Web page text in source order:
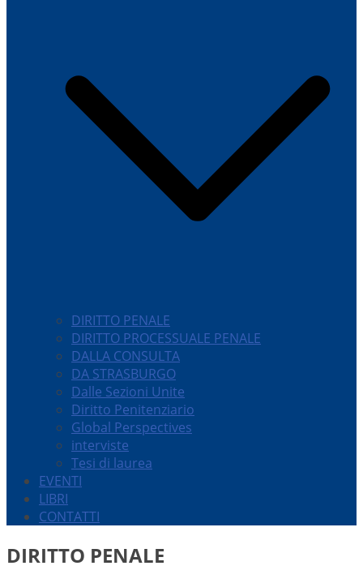
DIRITTO PENALE
DIRITTO PROCESSUALE PENALE
DALLA CONSULTA
DA STRASBURGO
Dalle Sezioni Unite
Diritto Penitenziario
Global Perspectives
interviste
Tesi di laurea
EVENTI
LIBRI
CONTATTI
DIRITTO PENALE